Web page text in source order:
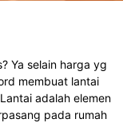
Ya selain harga yg
membuat lantai
adalah elemen
pada rumah